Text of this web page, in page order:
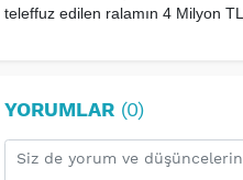
teleffuz edilen ralamın 4 Milyon
YORUMLAR(0)